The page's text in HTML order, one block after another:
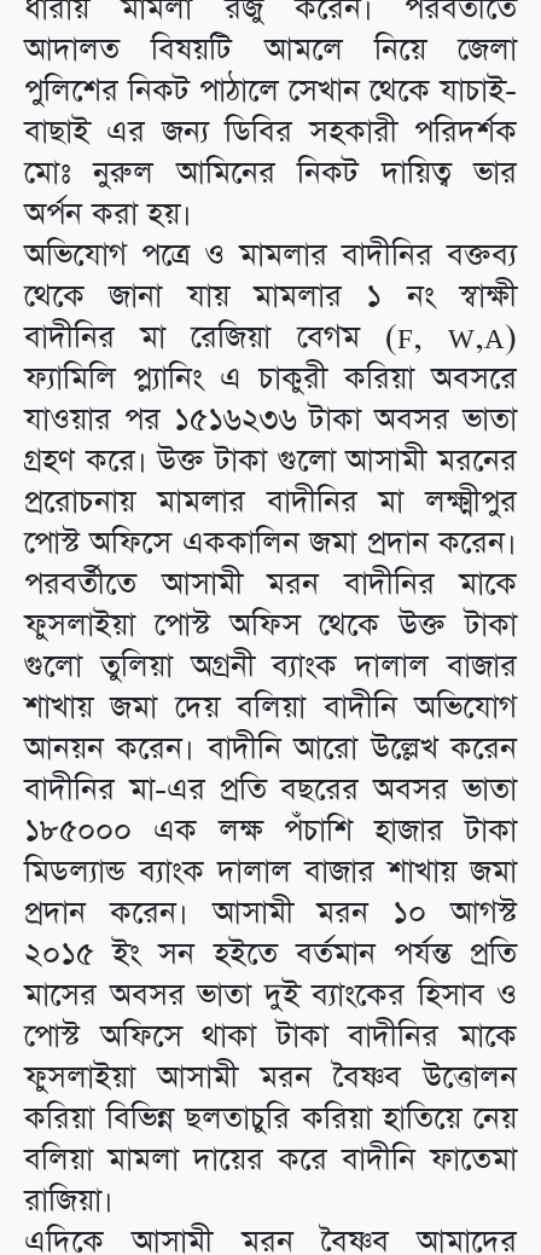
ধারায় মামলা রজু করেন। পরবর্তীতে
আদালত বিষয়টি আমলে নিয়ে জেলা
পুলিশের নিকট পাঠালে সেখান থেকে যাচাই-
বাছাই এর জন্য ডিবির সহকারী পরিদর্শক
মোঃ নুরুল আমিনের নিকট দায়িত্ব ভার
অর্পন করা হয়।
অভিযোগ পত্রে ও মামলার বাদীনির বক্তব্য
থেকে জানা যায় মামলার ১ নং স্বাক্ষী
বাদীনির মা রেজিয়া বেগম (F, W,A)
ফ্যামিলি প্ল্যানিং এ চাকুরী করিয়া অবসরে
যাওয়ার পর ১৫১৬২৩৬ টাকা অবসর ভাতা
গ্রহণ করে। উক্ত টাকা গুলো আসামী মরনের
প্ররোচনায় মামলার বাদীনির মা লক্ষ্মীপুর
পোস্ট অফিসে এককালিন জমা প্রদান করেন।
পরবর্তীতে আসামী মরন বাদীনির মাকে
ফুসলাইয়া পোস্ট অফিস থেকে উক্ত টাকা
গুলো তুলিয়া অগ্রনী ব্যাংক দালাল বাজার
শাখায় জমা দেয় বলিয়া বাদীনি অভিযোগ
আনয়ন করেন। বাদীনি আরো উল্লেখ করেন
বাদীনির মা-এর প্রতি বছরের অবসর ভাতা
১৮৫০০০ এক লক্ষ পঁচাশি হাজার টাকা
মিডল্যান্ড ব্যাংক দালাল বাজার শাখায় জমা
প্রদান করেন। আসামী মরন ১০ আগস্ট
২০১৫ ইং সন হইতে বর্তমান পর্যন্ত প্রতি
মাসের অবসর ভাতা দুই ব্যাংকের হিসাব ও
পোস্ট অফিসে থাকা টাকা বাদীনির মাকে
ফুসলাইয়া আসামী মরন বৈষ্ণব উত্তোলন
করিয়া বিভিন্ন ছলতাচুরি করিয়া হাতিয়ে নেয়
বলিয়া মামলা দায়ের করে বাদীনি ফাতেমা
রাজিয়া।
এদিকে আসামী মরন বৈষ্ণব আমাদের